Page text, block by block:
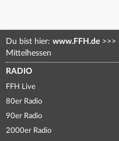
Du bist hier: www.FFH.de >>>
Mittelhessen
RADIO
FFH Live
80er Radio
90er Radio
2000er Radio